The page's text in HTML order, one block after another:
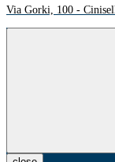
Via Gorki, 100 -